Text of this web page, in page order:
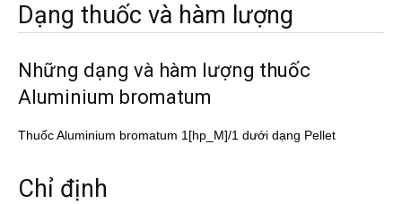
Dạng thuốc và hàm lượng
Những dạng và hàm lượng thuốc
Aluminium bromatum
Thuốc Aluminium bromatum 1[hp_M]/1 dưới dạng Pellet
Chỉ định